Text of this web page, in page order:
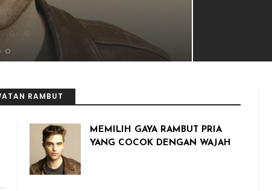
RAMBUT
MEMILIH GAYA RAMBUT PRIA
YANG COCOK DENGAN WAJAH